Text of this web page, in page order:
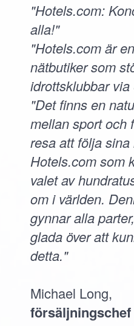
"Hotels.com:
alla!"
"Hotels.com är
nätbutiker som
idrottsklubbar
"Det finns en
mellan sport och
resa att följa
Hotels.com som
valet av
om i världen.
gynnar alla
glada över att
detta."
Michael Long,